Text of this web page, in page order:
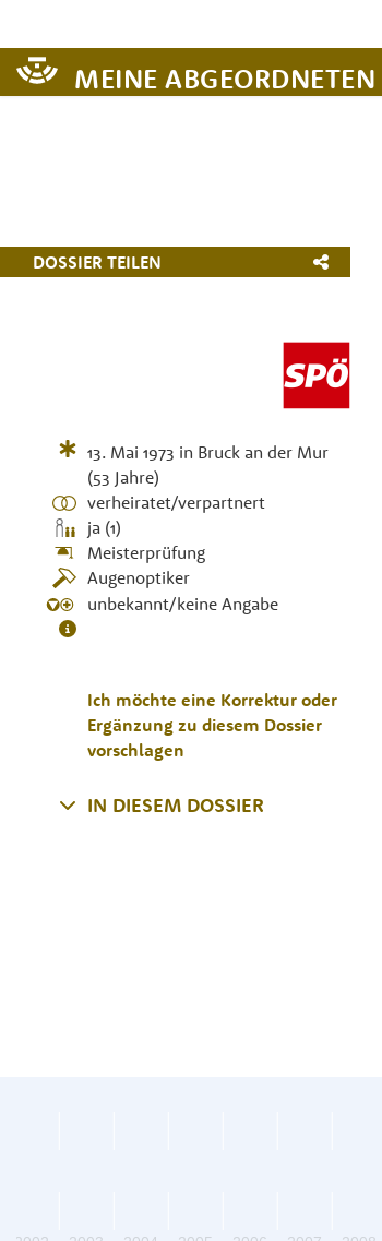
MEINE ABGEORDNETEN
DOSSIER TEILEN
13. Mai 1973 in Bruck an der Mur
(53 Jahre)
verheiratet/verpartnert
ja (1)
Meisterprüfung
Augenoptiker
unbekannt/keine Angabe
Ich möchte eine Korrektur oder
Ergänzung zu diesem Dossier
vorschlagen
IN DIESEM DOSSIER